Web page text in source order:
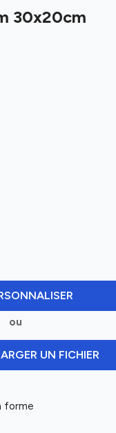
30x20cm
ou
UN FICHIER
forme